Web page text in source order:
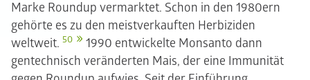
Marke Roundup vermarktet. Schon in den 1980ern
gehörte es zu den meistverkauften Herbiziden
weltweit. 50
1990 entwickelte Monsanto dann
gentechnisch veränderten Mais, der eine Immunität